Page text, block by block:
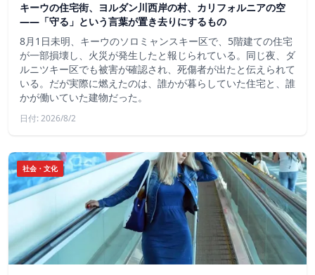
キーウの住宅街、ヨルダン川西岸の村、カリフォルニアの空
——「守る」という言葉が置き去りにするもの
8月1日未明、キーウのソロミャンスキー区で、5階建ての住宅
が一部損壊し、火災が発生したと報じられている。同じ夜、ダ
ルニツキー区でも被害が確認され、死傷者が出たと伝えられて
いる。だが実際に燃えたのは、誰かが暮らしていた住宅と、誰
かが働いていた建物だった。
日付: 2026/8/2
社会・文化